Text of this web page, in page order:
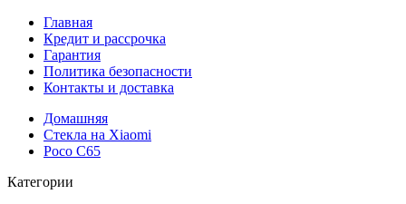
Главная
Кредит и рассрочка
Гарантия
Политика безопасности
Контакты и доставка
Домашняя
Стекла на Xiaomi
Poco C65
Категории